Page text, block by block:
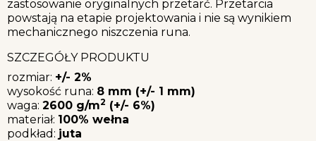
zastosowanie oryginalnych przetarć. Przetarcia
powstają na etapie projektowania i nie są wynikiem
mechanicznego niszczenia runa.
SZCZEGÓŁY PRODUKTU
rozmiar: +/- 2%
wysokość runa: 8 mm (+/- 1 mm)
waga: 2600 g/m2 (+/- 6%)
materiał: 100% wełna
podkład: juta